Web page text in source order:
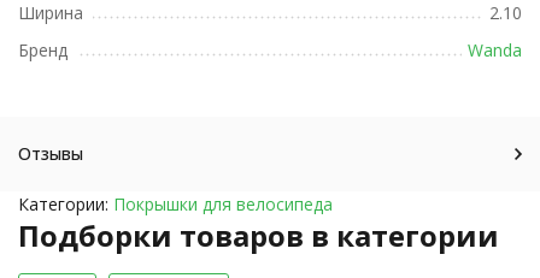
Ширина
2.10
Бренд
Wanda
Отзывы
Категории: Покрышки для велосипеда
Подборки товаров в категории